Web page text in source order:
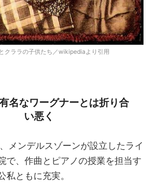
クララの子供たち／wikipediaより引用
名なワーグナーとは折り合
い悪く
メンデルスゾーンが設立したライ
で、作曲とピアノの授業を担当す
私ともに充実。